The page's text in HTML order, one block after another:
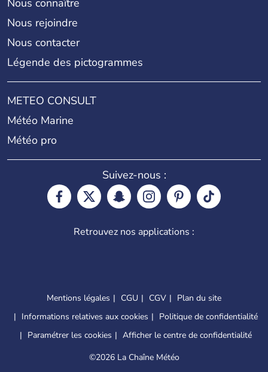
Nous rejoindre
Nous contacter
Légende des pictogrammes
METEO CONSULT
Météo Marine
Météo pro
Suivez-nous :
Retrouvez nos applications :
Mentions légales CGU CGV
Plan du site
Informations relatives aux cookies
Politique de confidentialité
Paramétrer les cookies
Afficher le centre de confidentialité
©2026 La Chaîne Météo